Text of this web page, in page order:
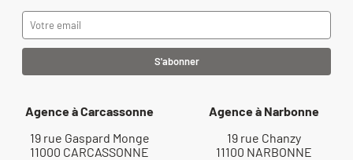
Agence à Carcassonne
19 rue Gaspard Monge
11000 CARCASSONNE
Agence à Narbonne
19 rue Chanzy
11100 NARBONNE